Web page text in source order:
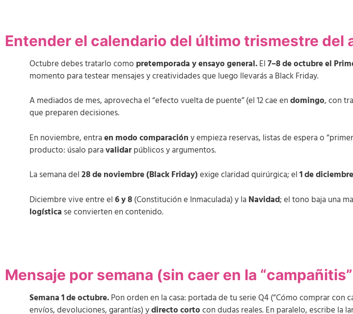
Entender el calendario del último trismestre del
Octubre debes tratarlo como pretemporada y ensayo general.El7–8 de octubre el
momento para testear mensajes y creatividades que luego llevarás a Black Friday.
A mediados de mes, aprovecha el “efecto vuelta de puente” (el 12 cae endomingo, con
que preparen decisiones.
En noviembre, entraen modo comparacióny empieza reservas, listas de espera o
producto: úsalo paravalidarpúblicos y argumentos.
La semana del28 de noviembre (Black Friday)exige claridad quirúrgica; el1 de
Diciembre vive entre el6 y 8(Constitución e Inmaculada) y laNavidad; el tono baja una
logística se convierten en contenido.
Mensaje por semana (sin caer en la
Semana 1 de octubre.Pon orden en la casa: portada de tu serie Q4 (“Cómo comprar
envíos, devoluciones, garantías) ydirecto cortocon dudas reales. En paralelo, escribe la